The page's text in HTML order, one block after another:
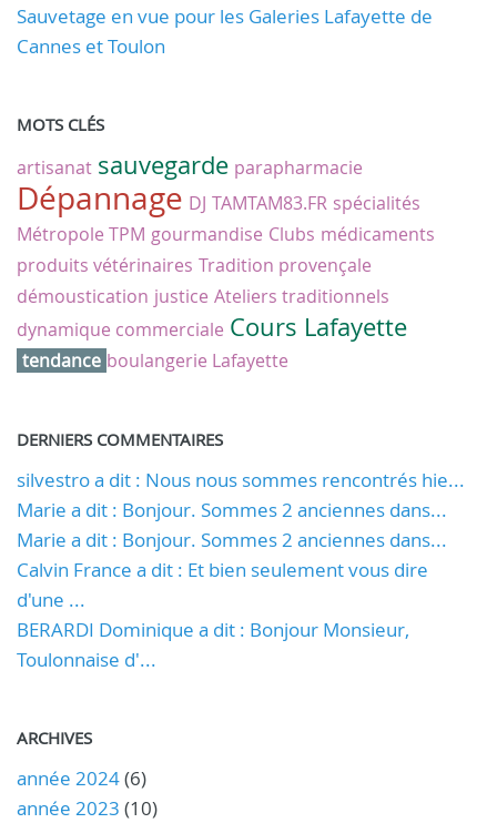
Sauvetage en vue pour les Galeries Lafayette de
Cannes et Toulon
MOTS CLÉS
artisanat sauvegarde parapharmacie
Dépannage DJ TAMTAM83.FR spécialités
Métropole TPM gourmandise Clubs médicaments
produits vétérinaires Tradition provençale
démoustication justice Ateliers traditionnels
dynamique commerciale Cours Lafayette
tendance boulangerie Lafayette
DERNIERS COMMENTAIRES
silvestro a dit : Nous nous sommes rencontrés hie...
Marie a dit : Bonjour. Sommes 2 anciennes dans...
Marie a dit : Bonjour. Sommes 2 anciennes dans...
Calvin France a dit : Et bien seulement vous dire
d'une ...
BERARDI Dominique a dit : Bonjour Monsieur,
Toulonnaise d'...
ARCHIVES
année 2024(6)
année 2023 (10)